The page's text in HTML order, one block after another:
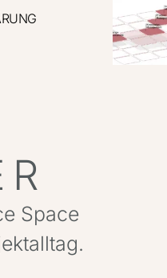
Space